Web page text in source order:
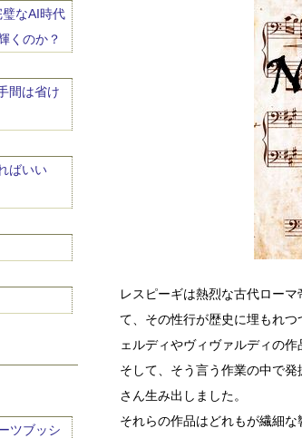
なAI時代
くのか？
間は省け
ばいい
ツブッシ
レスピーギは熱烈な古代ロー
て、その性行が歴史に埋もれ
ェルディやヴィヴァルディの
そして、そう言う作業の中で
さん生み出しました。
それらの作品はどれもが繊細